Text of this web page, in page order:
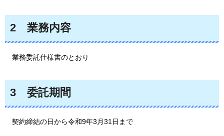
2 業務内容
業務委託仕様書のとおり
3 委託期間
契約締結の日から令和9年3月31日まで